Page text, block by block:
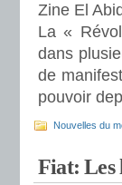
Zine El
La «
dans
de
pouvoir
Nouvelles du
Fiat: Les